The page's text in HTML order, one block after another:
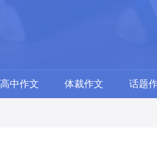
高中作文 体裁作文 话题